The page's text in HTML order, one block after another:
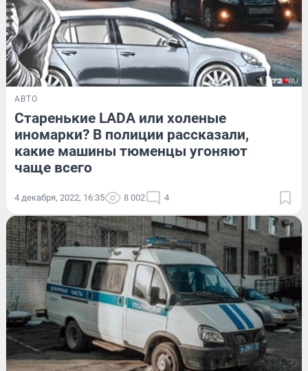
АВТО
Старенькие LADA или холеные
иномарки? В полиции рассказали,
какие машины тюменцы угоняют
чаще всего
4 декабря, 2022, 16:35 8 002 4